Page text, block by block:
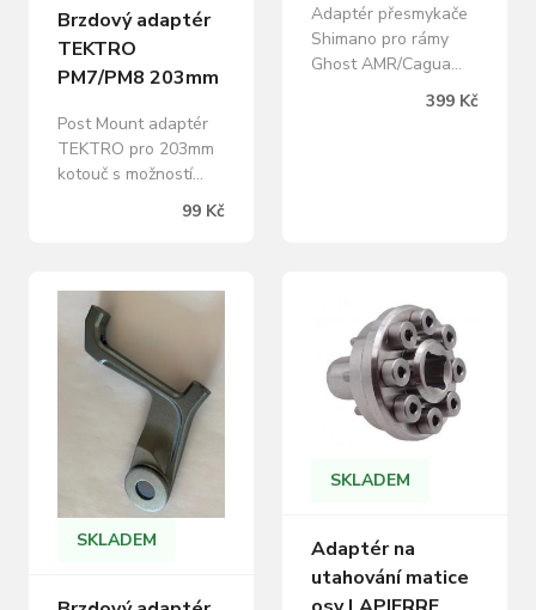
Brzdový adaptér
TEKTRO
PM7/PM8 203mm
Post Mount adaptér
TEKTRO pro 203mm
kotouč s možností
použití pro přední i
zadní brzdu. Materiál:
203mm kotouč Včetně
montážních šroubů
99 Kč
Adaptér přesmykače
Shimano pro rámy
Ghost AMR/Cagua
27,5"(650B). Tento
adaptér je nutné
399 Kč
SKLADEM
SKLADEM
Adaptér na
utahování matice